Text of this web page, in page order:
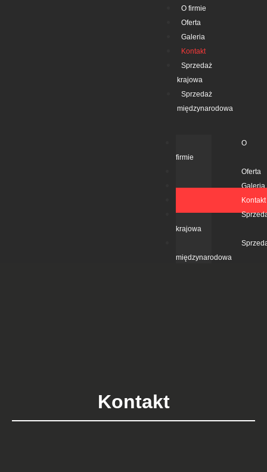
O firmie
Oferta
Galeria
Kontakt
Sprzedaż
krajowa
Sprzedaż
międzynarodowa
O
firmie
Oferta
Galeria
Kontakt
krajowa
międzynarodowa
Kontakt